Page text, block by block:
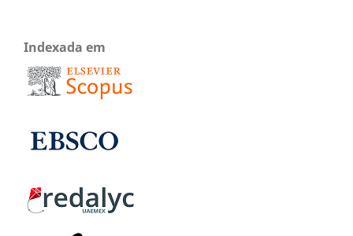
Indexada em